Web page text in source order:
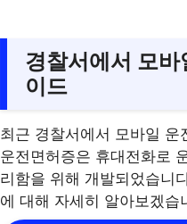
경찰서에서 모
이드
최근 경찰서에서 모바일
운전면허증은 휴대전화로
리함을 위해 개발되었습니
에 대해 자세히 알아보겠습